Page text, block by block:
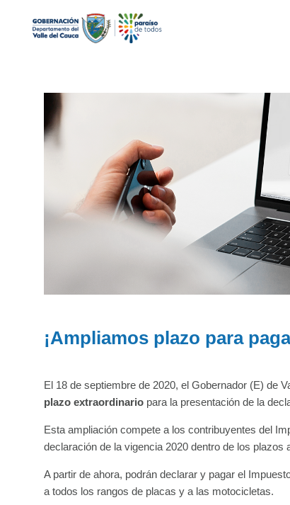
¡Ampliamos plazo para
El 18 de septiembre de 2020, el Gobernador (E) de
plazo extraordinario para la presentación de la
Esta ampliación compete a los contribuyentes del
declaración de la vigencia 2020 dentro de los plazos
A partir de ahora, podrán declarar y pagar el
a todos los rangos de placas y a las motocicletas.